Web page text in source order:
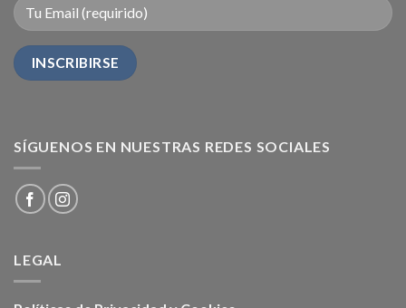
SÍGUENOS EN NUESTRAS REDES SOCIALES
LEGAL